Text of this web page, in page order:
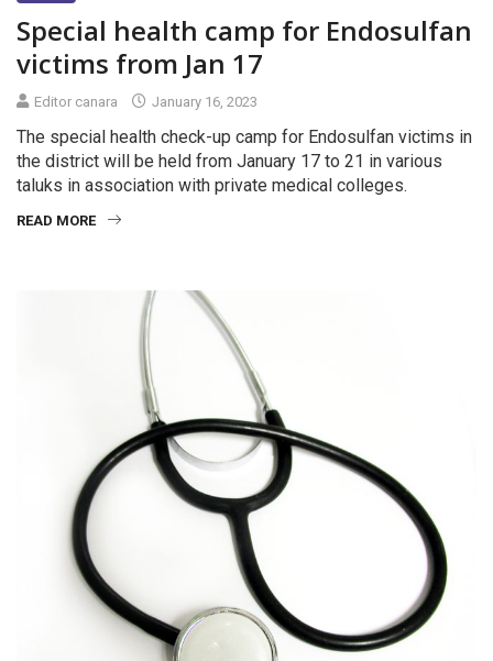
Special health camp for Endosulfan
victims from Jan 17
Editor canara January 16, 2023
The special health check-up camp for Endosulfan victims in
the district will be held from January 17 to 21 in various
taluks in association with private medical colleges.
READ MORE